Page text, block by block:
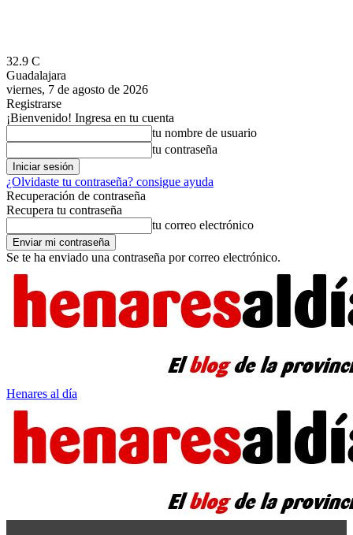
32.9 C
Guadalajara
viernes, 7 de agosto de 2026
Registrarse
¡Bienvenido! Ingresa en tu cuenta
tu nombre de usuario
tu contraseña
¿Olvidaste tu contraseña? consigue ayuda
Recuperación de contraseña
Recupera tu contraseña
tu correo electrónico
Se te ha enviado una contraseña por correo electrónico.
Henares al día